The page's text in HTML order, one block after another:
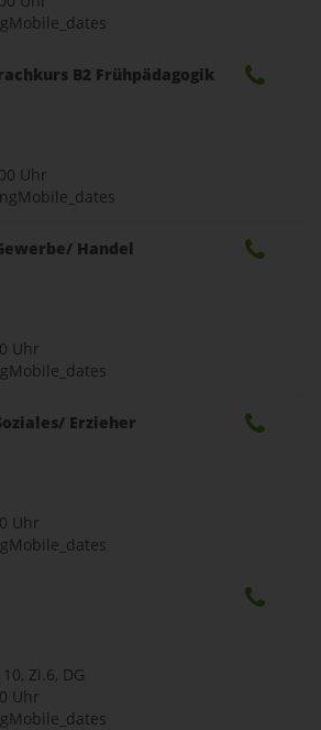
B2 Frühpädagogik
Uhr
Handel
Uhr
Erzieher
Uhr
Zi.6, DG
Uhr